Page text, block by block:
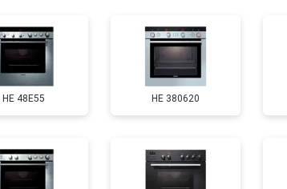
HE 48E55 HE 380620